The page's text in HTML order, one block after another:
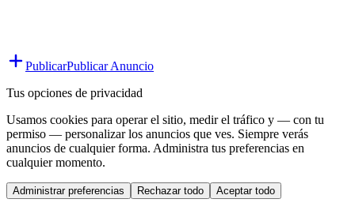
PublicarPublicar Anuncio
Tus opciones de privacidad
Usamos cookies para operar el sitio, medir el tráfico y — con tu
permiso — personalizar los anuncios que ves. Siempre verás
anuncios de cualquier forma. Administra tus preferencias en
cualquier momento.
Administrar preferencias Rechazar todo Aceptar todo